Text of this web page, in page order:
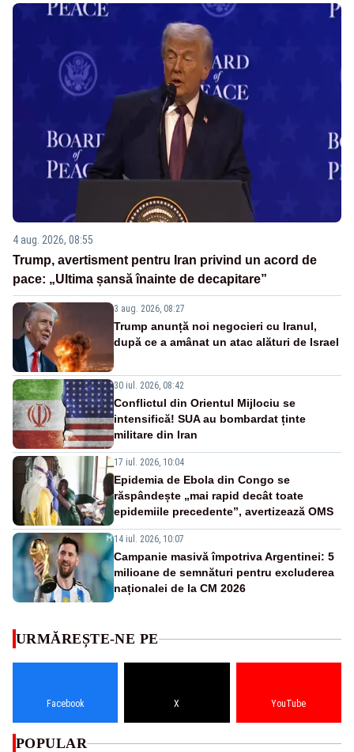
4 aug. 2026, 08:55
Trump, avertisment pentru Iran privind un acord de
pace: „Ultima șansă înainte de decapitare”
3 aug. 2026, 08:27
Trump anunță noi negocieri cu Iranul,
după ce a amânat un atac alături de Israel
30 iul. 2026, 08:42
Conflictul din Orientul Mijlociu se
intensifică! SUA au bombardat ținte
militare din Iran
17 iul. 2026, 10:04
Epidemia de Ebola din Congo se
răspândește „mai rapid decât toate
epidemiile precedente”, avertizează OMS
14 iul. 2026, 10:07
Campanie masivă împotriva Argentinei: 5
milioane de semnături pentru excluderea
naționalei de la CM 2026
URMĂREȘTE-NE PE
Facebook X YouTube
POPULAR